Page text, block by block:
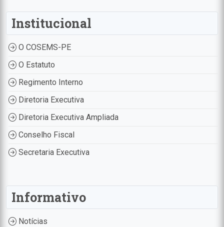
Institucional
O COSEMS-PE
O Estatuto
Regimento Interno
Diretoria Executiva
Diretoria Executiva Ampliada
Conselho Fiscal
Secretaria Executiva
Informativo
Notícias